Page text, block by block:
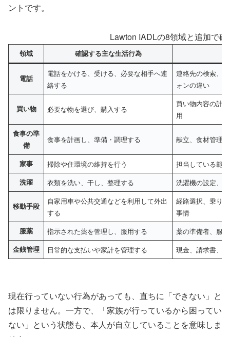
ントです。
Lawton IADLの8領域と追加で
領域 確認する主な生活行為
電話
電話をかける、受ける、必要な相手へ連
絡する
連絡先の検索、
ォンの違い
買い物 必要な物を選び、購入する
買い物内容の計
用
食事の準
備
食事を計画し、準備・調理する 献立、食材管理
家事 掃除や住環境の維持を行う 担当している範
洗濯 衣類を洗い、干し、整理する 洗濯機の設定、
移動手段
自家用車や公共交通などを利用して外出
する
経路選択、乗り
事情
服薬 指示された薬を管理し、服用する 薬の準備者、服
金銭管理 日常的な支払いや家計を管理する 現金、請求書、
現在行っていない行為があっても、直ちに「できない」と
は限りません。一方で、「家族が行っているから困ってい
ない」という状態も、本人が自立していることを意味しま